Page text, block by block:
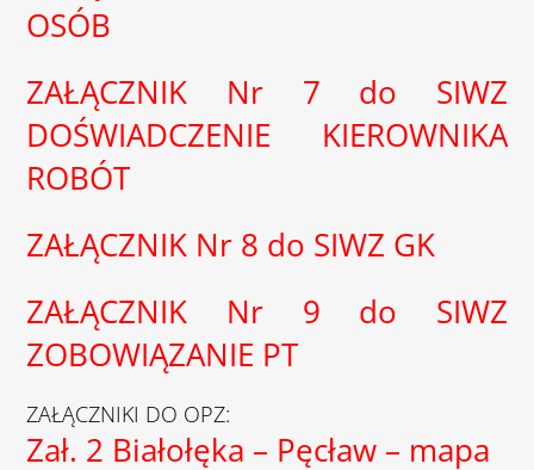
OSÓB
ZAŁĄCZNIK Nr 7 do SIWZ
DOŚWIADCZENIE KIEROWNIKA
ROBÓT
ZAŁĄCZNIK Nr 8 do SIWZ GK
ZAŁĄCZNIK Nr 9 do SIWZ
ZOBOWIĄZANIE PT
ZAŁĄCZNIKI DO OPZ:
Zał. 2 Białołęka – Pęcław – mapa